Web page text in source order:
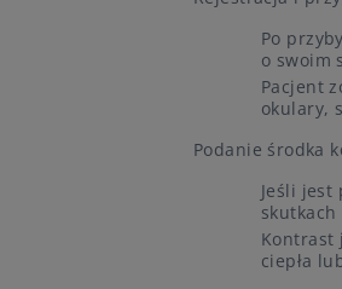
Po
o swoim
Pacjent
okulary,
Podanie środka
Jeśli
Kontrast
ciepła